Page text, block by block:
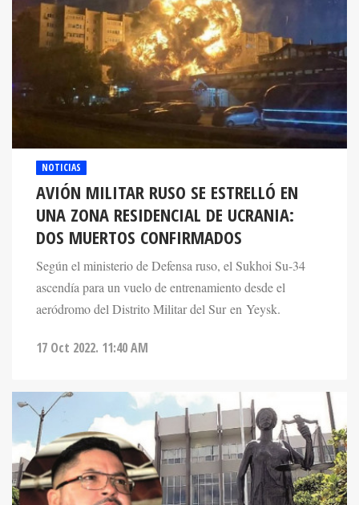
NOTICIAS
AVIÓN MILITAR RUSO SE ESTRELLÓ EN
UNA ZONA RESIDENCIAL DE UCRANIA:
DOS MUERTOS CONFIRMADOS
Según el ministerio de Defensa ruso, el Sukhoi Su-34
ascendía para un vuelo de entrenamiento desde el
aeródromo del Distrito Militar del Sur en Yeysk.
17 Oct 2022. 11:40 AM